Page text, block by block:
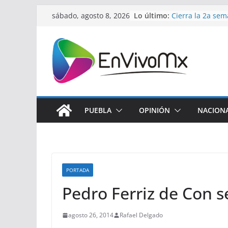
Saltar
contenido
sábado, agosto 8, 2026 Lo último: Cierra la 2a
Profeco
Cimera por
Huatlatlauca
El cohete
tras su colisión
PUEBLA OPINIÓN
PORTADA
Pedro Ferriz de Con
agosto 26, 2014 Rafael Delgado